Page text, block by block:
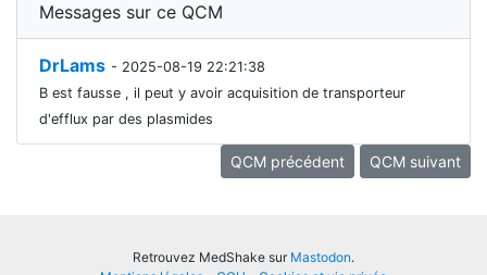
Messages sur ce QCM
DrLams - 2025-08-19 22:21:38
B est fausse , il peut y avoir acquisition de transporteur
d'efflux par des plasmides
QCM précédent QCM suivant
Retrouvez MedShake sur Mastodon.